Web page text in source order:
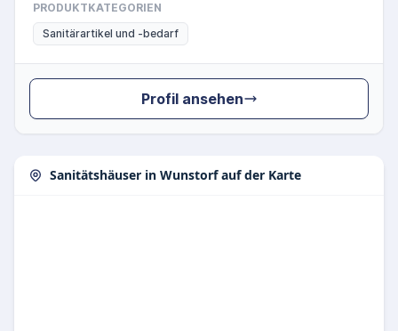
PRODUKTKATEGORIEN
Sanitärartikel und -bedarf
Profil ansehen
Sanitätshäuser in Wunstorf auf der Karte